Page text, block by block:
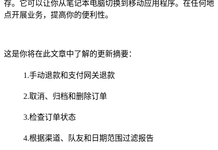
存。它可以让你从笔记本电脑切换到移动应用程序。在任何地
点开展业务，提高你的便利性。
这是你将在此文章中了解的更新摘要：
1.手动退款和支付网关退款
2.取消、归档和删除订单
3.检查订单状态
4.根据渠道、队友和日期范围过滤报告